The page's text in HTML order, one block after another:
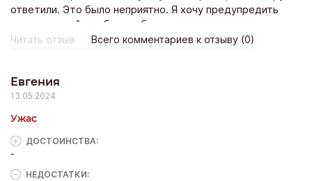
ответили. Это было неприятно. Я хочу предупредить
других людей, чтобы они были осторожны.
Читать отзыв Всего комментариев к отзыву (0)
Евгения
13.05.2024
Ужас
ДОСТОИНCТВА:
-
НЕДОСТАТКИ: